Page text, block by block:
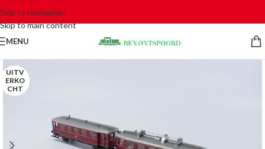
Skip to navigation
Skip to main content
MENU
UITV
ERKO
CHT